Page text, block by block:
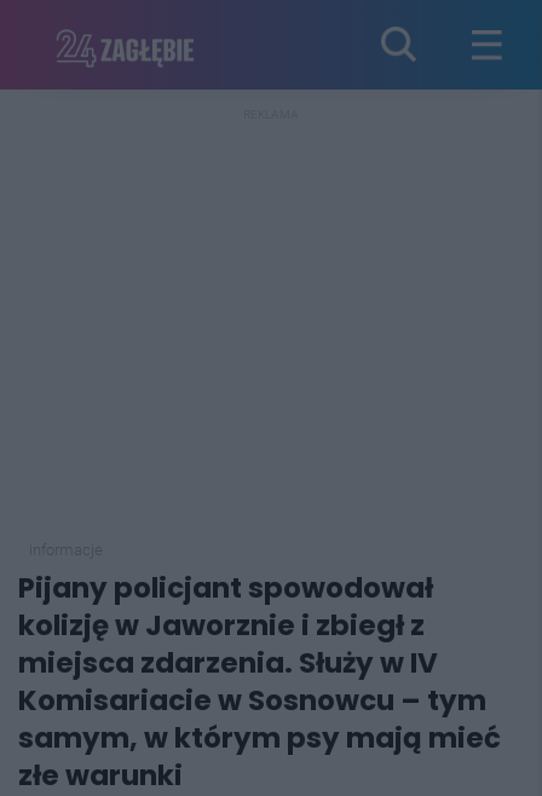
Pijany policjant spowodował
kolizję w Jaworznie i zbiegł z
miejsca zdarzenia. Służy w IV
Komisariacie w Sosnowcu – tym
samym, w którym psy mają mieć
złe warunki